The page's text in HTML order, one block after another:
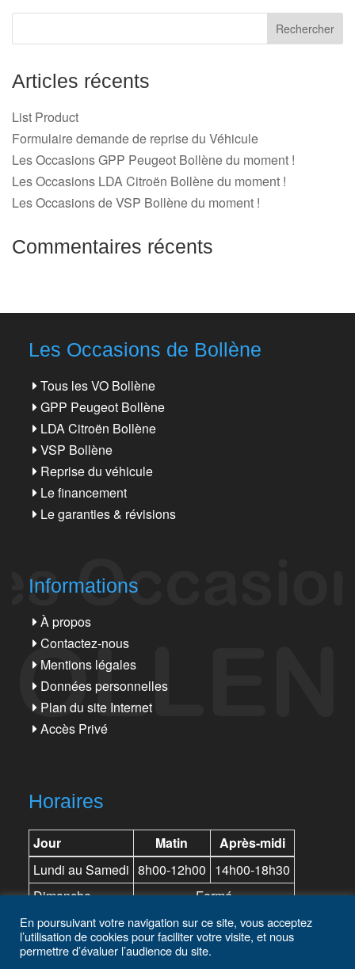
Articles récents
List Product
Formulaire demande de reprise du Véhicule
Les Occasions GPP Peugeot Bollène du moment !
Les Occasions LDA Citroën Bollène du moment !
Les Occasions de VSP Bollène du moment !
Commentaires récents
Les Occasions de Bollène
Tous les VO Bollène
GPP Peugeot Bollène
LDA Citroën Bollène
VSP Bollène
Reprise du véhicule
Le financement
Le garanties & révisions
Informations
À propos
Contactez-nous
Mentions légales
Données personnelles
Plan du site Internet
Accès Privé
Horaires
Jour Matin
Après-midi
Lundi au Samedi 8h00-12h00 14h00-18h30
Dimanche
Fermé
En poursuivant votre navigation sur ce site, vous acceptez
l’utilisation de cookies pour faciliter votre visite, et nous
permettre d’évaluer l’audience du site.